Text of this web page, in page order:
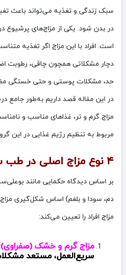
سبک زندگی و تغذیه می‌تواند باعث
در بدن شود. یکی از مزاج‌های پرشیوع
است. افراد با این مزاج اگر تغذیه
دچار مشکلاتی همچون چاقی، رطوبت
حد، مشکلات پوستی و حتی خستگی
در این مقاله قصد داریم به‌طور جامع
مزاج گرم و تر، غذاهای مناسب و
مربوط به تنظیم رژیم غذایی در این
۴ نوع مزاج اصلی در طب سنتی
بر اساس دیدگاه حکمایی مانند
دم، سودا و بلغم) اساس شکل‌گیری
مزاج افراد را تعیین می‌کند:
مزاج گرم و خشک (صفراوی)
سریع‌العمل، مستعد